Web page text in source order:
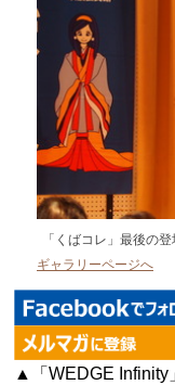
「くばコレ」最後の
ギャラリーページへ
▲「WEDGE Infinity